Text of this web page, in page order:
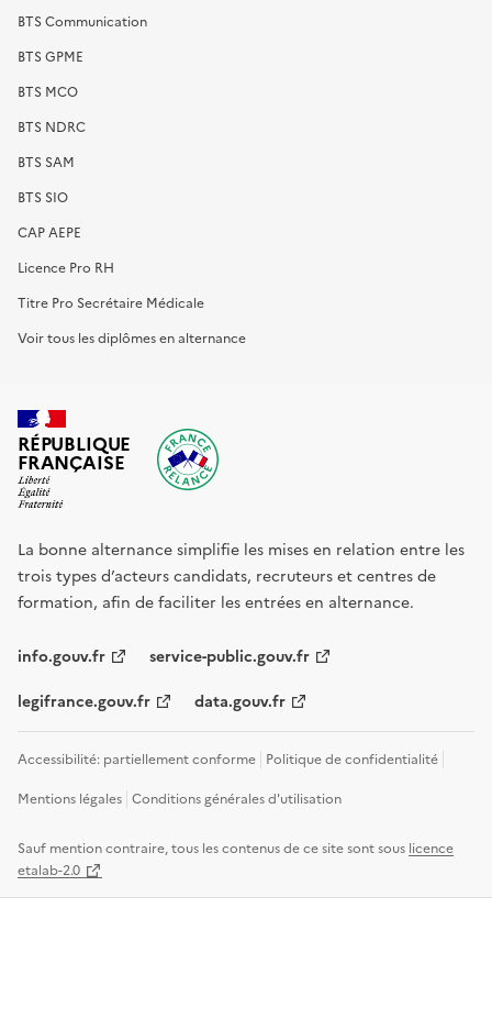
BTS Communication
BTS GPME
BTS MCO
BTS NDRC
BTS SAM
BTS SIO
CAP AEPE
Licence Pro RH
Titre Pro Secrétaire Médicale
Voir tous les diplômes en alternance
RÉPUBLIQUE
FRANÇAISE
La bonne alternance simplifie les mises en relation entre les
trois types d’acteurs candidats, recruteurs et centres de
formation, afin de faciliter les entrées en alternance.
info.gouv.fr service-public.gouv.fr
legifrance.gouv.fr data.gouv.fr
Accessibilité: partiellement conforme Politique de confidentialité
Mentions légales Conditions générales d'utilisation
Sauf mention contraire, tous les contenus de ce site sont sous licence
etalab-2.0